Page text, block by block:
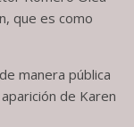
que es como
manera pública
de Karen